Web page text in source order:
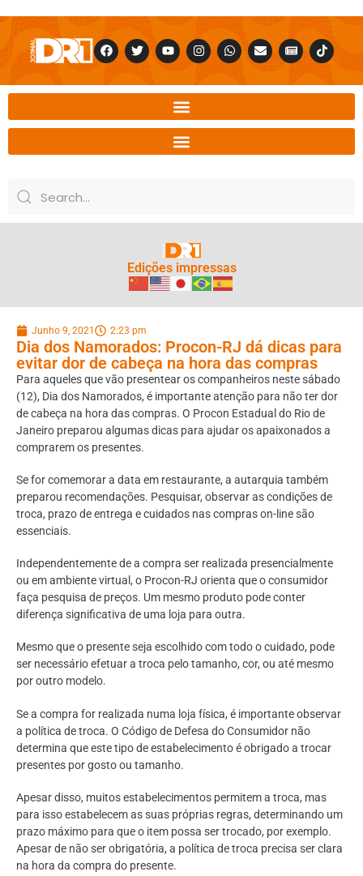
Edições impressas
Junho 9, 2021 2:23 pm
Dia dos Namorados: Procon-RJ dá dicas para
evitar dor de cabeça na hora das compras
Para aqueles que vão presentear os companheiros neste sábado
(12), Dia dos Namorados, é importante atenção para não ter dor
de cabeça na hora das compras. O Procon Estadual do Rio de
Janeiro preparou algumas dicas para ajudar os apaixonados a
comprarem os presentes.
Se for comemorar a data em restaurante, a autarquia também
preparou recomendações. Pesquisar, observar as condições de
troca, prazo de entrega e cuidados nas compras on-line são
essenciais.
Independentemente de a compra ser realizada presencialmente
ou em ambiente virtual, o Procon-RJ orienta que o consumidor
faça pesquisa de preços. Um mesmo produto pode conter
diferença significativa de uma loja para outra.
Mesmo que o presente seja escolhido com todo o cuidado, pode
ser necessário efetuar a troca pelo tamanho, cor, ou até mesmo
por outro modelo.
Se a compra for realizada numa loja física, é importante observar
a política de troca. O Código de Defesa do Consumidor não
determina que este tipo de estabelecimento é obrigado a trocar
presentes por gosto ou tamanho.
Apesar disso, muitos estabelecimentos permitem a troca, mas
para isso estabelecem as suas próprias regras, determinando um
prazo máximo para que o item possa ser trocado, por exemplo.
Apesar de não ser obrigatória, a política de troca precisa ser clara
na hora da compra do presente.